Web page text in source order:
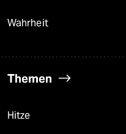
Wahrheit
Themen
Hitze